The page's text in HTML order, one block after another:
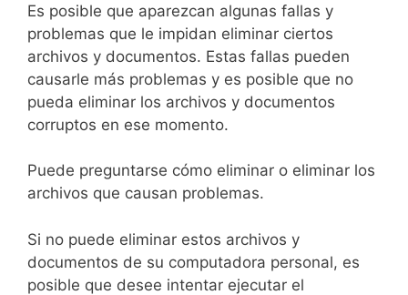
Es posible que aparezcan algunas fallas y
problemas que le impidan eliminar ciertos
archivos y documentos. Estas fallas pueden
causarle más problemas y es posible que no
pueda eliminar los archivos y documentos
corruptos en ese momento.
Puede preguntarse cómo eliminar o eliminar los
archivos que causan problemas.
Si no puede eliminar estos archivos y
documentos de su computadora personal, es
posible que desee intentar ejecutar el